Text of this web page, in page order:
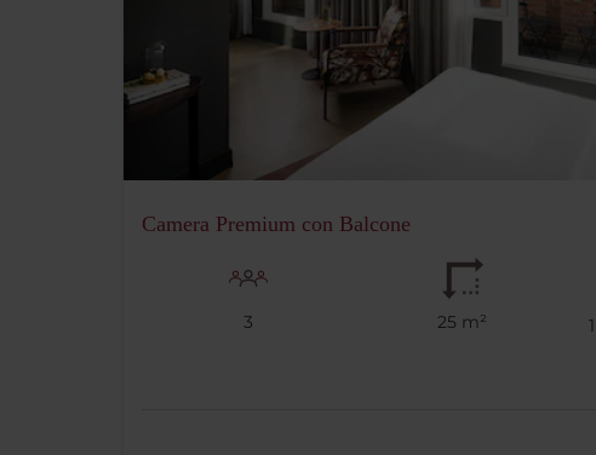
Camera Premium con Balcone
3 25 m² 1